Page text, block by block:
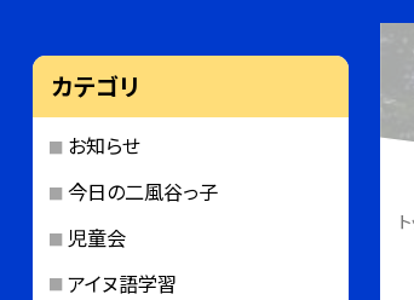
カテゴリ
お知らせ
今日の二風谷っ子
児童会
アイヌ語学習